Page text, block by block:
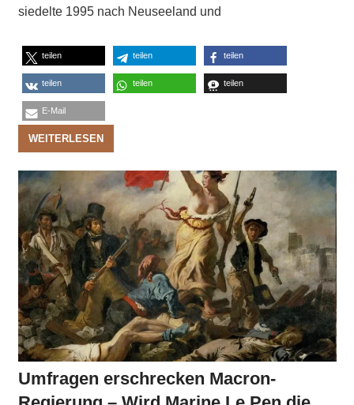
siedelte 1995 nach Neuseeland und
teilen teilen teilen
teilen teilen teilen
E-Mail
WEITERLESEN
Umfragen erschrecken Macron-